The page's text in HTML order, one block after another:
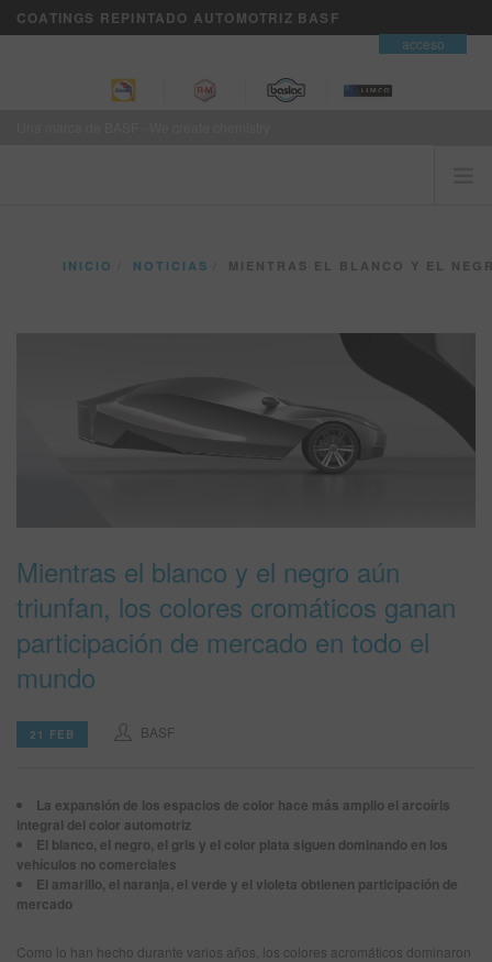
COATINGS REPINTADO AUTOMOTRIZ BASF
acceso
EL CLIENTE ES PRIMERO
DONDE COMPRAR
SITIO DE BÚSQUEDA
CARRITO DE ARTÍCULOS
ESP
INICIO NOTICIAS MIENTRAS EL BLANCO Y EL NEGRO AÚN
Mientras el blanco y el negro aún
triunfan, los colores cromáticos ganan
participación de mercado en todo el
mundo
21 FEB BASF
La expansión de los espacios de color hace más amplio el arcoíris
integral del color automotriz
El blanco, el negro, el gris y el color plata siguen dominando en los
vehículos no comerciales
El amarillo, el naranja, el verde y el violeta obtienen participación de
mercado
Como lo han hecho durante varios años, los colores acromáticos dominaron